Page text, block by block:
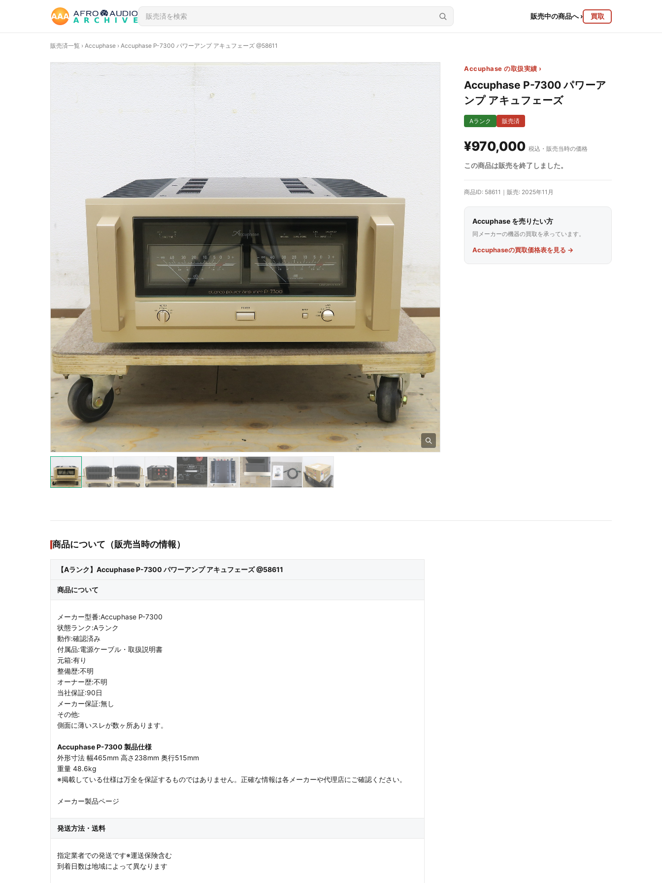
販売中の商品へ› 買取
販売済一覧 › Accuphase › Accuphase P-7300 パワーアンプ アキュフェーズ @58611
Accuphase の取扱実績 ›
Accuphase P-7300 パワーア
ンプ アキュフェーズ
販売済
Aランク
¥970,000 税込・販売当時の価格
この商品は販売を終了しました。
商品ID: 58611｜販売: 2025年11月
Accuphase を売りたい方
同メーカーの機器の買取を承っています。
Accuphaseの買取価格表を見る →
商品について（販売当時の情報）
【Aランク】Accuphase P-7300 パワーアンプ アキュフェーズ @58611
商品について
メーカー型番:Accuphase P-7300
状態ランク:Aランク
動作:確認済み
付属品:電源ケーブル・取扱説明書
元箱:有り
整備歴:不明
オーナー歴:不明
当社保証:90日
メーカー保証:無し
その他:
側面に薄いスレが数ヶ所あります。
Accuphase P-7300 製品仕様
外形寸法 幅465mm 高さ238mm 奥行515mm
重量 48.6kg
※掲載している仕様は万全を保証するものではありません。正確な情報は各メーカーや代理店にご確認ください。
メーカー製品ページ
発送方法・送料
指定業者での発送です※運送保険含む
到着日数は地域によって異なります